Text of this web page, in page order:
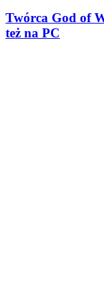
Twórca God of
też na PC